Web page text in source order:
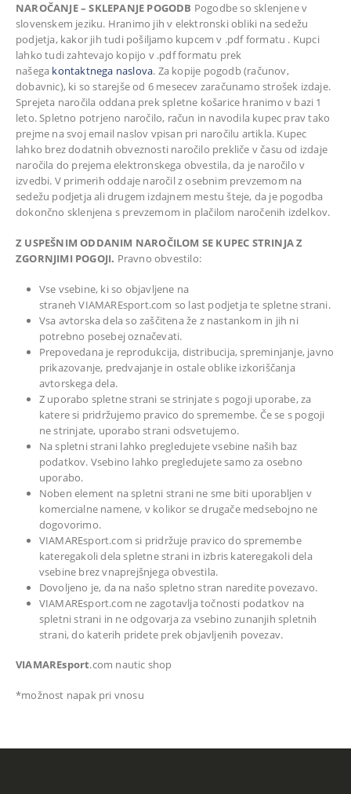
NAROČANJE – SKLEPANJE POGODB Pogodbe so sklenjene v
slovenskem jeziku. Hranimo jih v elektronski obliki na sedežu
podjetja, kakor jih tudi pošiljamo kupcem v .pdf formatu . Kupci
lahko tudi zahtevajo kopijo v .pdf formatu prek
našega kontaktnega naslova. Za kopije pogodb (računov,
dobavnic), ki so starejše od 6 mesecev zaračunamo strošek izdaje.
Sprejeta naročila oddana prek spletne košarice hranimo v bazi 1
leto. Spletno potrjeno naročilo, račun in navodila kupec prav tako
prejme na svoj email naslov vpisan pri naročilu artikla. Kupec
lahko brez dodatnih obveznosti naročilo prekliče v času od izdaje
naročila do prejema elektronskega obvestila, da je naročilo v
izvedbi. V primerih oddaje naročil z osebnim prevzemom na
sedežu podjetja ali drugem izdajnem mestu šteje, da je pogodba
dokončno sklenjena s prevzemom in plačilom naročenih izdelkov.
Z USPEŠNIM ODDANIM NAROČILOM SE KUPEC STRINJA Z
ZGORNJIMI POGOJI. Pravno obvestilo:
Vse vsebine, ki so objavljene na
straneh VIAMAREsport.com so last podjetja te spletne strani.
Vsa avtorska dela so zaščitena že z nastankom in jih ni
potrebno posebej označevati.
Prepovedana je reprodukcija, distribucija, spreminjanje, javno
prikazovanje, predvajanje in ostale oblike izkoriščanja
avtorskega dela.
Z uporabo spletne strani se strinjate s pogoji uporabe, za
katere si pridržujemo pravico do spremembe. Če se s pogoji
ne strinjate, uporabo strani odsvetujemo.
Na spletni strani lahko pregledujete vsebine naših baz
podatkov. Vsebino lahko pregledujete samo za osebno
uporabo.
Noben element na spletni strani ne sme biti uporabljen v
komercialne namene, v kolikor se drugače medsebojno ne
dogovorimo.
VIAMAREsport.com si pridržuje pravico do spremembe
kateregakoli dela spletne strani in izbris kateregakoli dela
vsebine brez vnaprejšnjega obvestila.
Dovoljeno je, da na našo spletno stran naredite povezavo.
VIAMAREsport.com ne zagotavlja točnosti podatkov na
spletni strani in ne odgovarja za vsebino zunanjih spletnih
strani, do katerih pridete prek objavljenih povezav.
VIAMAREsport.com nautic shop
*možnost napak pri vnosu